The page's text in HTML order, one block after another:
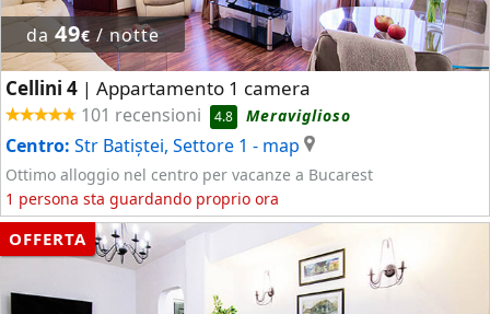
da 49€ / notte
Cellini 4 | Appartamento 1 camera
101 recensioni 4.8 Meraviglioso
Centro: Str Batiștei, Settore 1 - map
Ottimo alloggio nel centro per vacanze a Bucarest
1 persona sta guardando proprio ora
OFFERTA